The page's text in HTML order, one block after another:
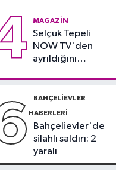
genç metro raylarına
saniyeler içinde gitti
MAGAZIN
Selçuk Tepeli
NOW TV'den
ayrıldığını
BAHÇELIEVLER
HABERLERI
Bahçelievler'de
silahlı saldırı: 2
yaralı